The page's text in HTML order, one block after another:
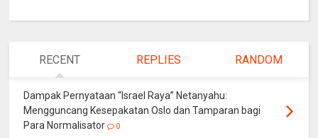
RECENT REPLIES RANDOM
Dampak Pernyataan “Israel Raya” Netanyahu:
Mengguncang Kesepakatan Oslo dan Tamparan bagi
Para Normalisator
0